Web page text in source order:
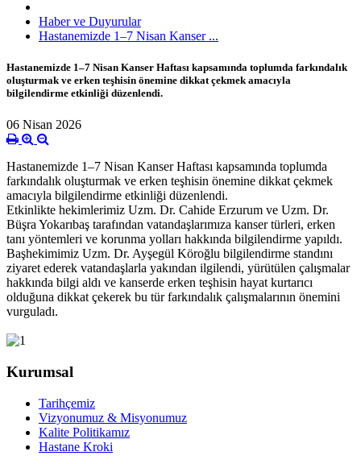
Haber ve Duyurular
Hastanemizde 1–7 Nisan Kanser ...
Hastanemizde 1–7 Nisan Kanser Haftası kapsamında toplumda farkındalık
oluşturmak ve erken teşhisin önemine dikkat çekmek amacıyla
bilgilendirme etkinliği düzenlendi.
06 Nisan 2026
Hastanemizde 1–7 Nisan Kanser Haftası kapsamında toplumda
farkındalık oluşturmak ve erken teşhisin önemine dikkat çekmek
amacıyla bilgilendirme etkinliği düzenlendi.
Etkinlikte hekimlerimiz Uzm. Dr. Cahide Erzurum ve Uzm. Dr.
Büşra Yokarıbaş tarafından vatandaşlarımıza kanser türleri, erken
tanı yöntemleri ve korunma yolları hakkında bilgilendirme yapıldı.
Başhekimimiz Uzm. Dr. Ayşegül Köroğlu bilgilendirme standını
ziyaret ederek vatandaşlarla yakından ilgilendi, yürütülen çalışmalar
hakkında bilgi aldı ve kanserde erken teşhisin hayat kurtarıcı
olduğuna dikkat çekerek bu tür farkındalık çalışmalarının önemini
vurguladı.
Kurumsal
Tarihçemiz
Vizyonumuz & Misyonumuz
Kalite Politikamız
Hastane Kroki